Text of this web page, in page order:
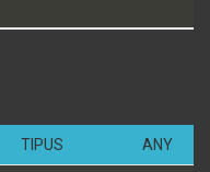
TIPUS ANY